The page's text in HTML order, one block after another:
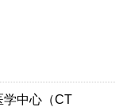
学中心（CT